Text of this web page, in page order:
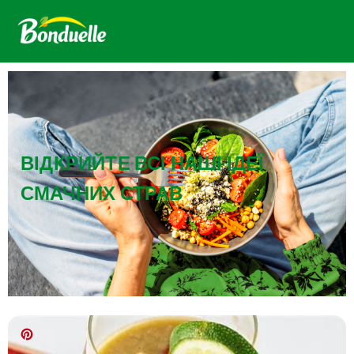
ВІДКРИЙТЕ ВСІ НАШІ ІДЕЇ
СМАЧНИХ СТРАВ